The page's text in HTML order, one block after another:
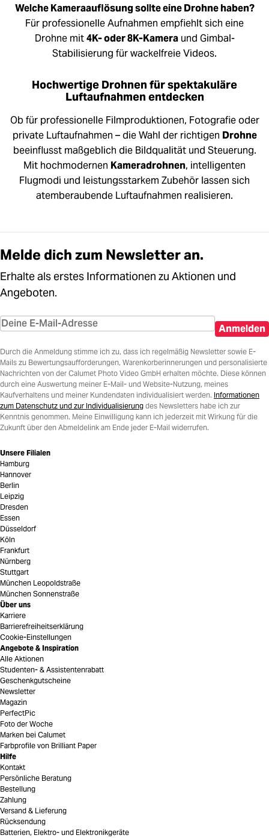
Welche Kameraauflösung sollte eine Drohne haben?
Für professionelle Aufnahmen empfiehlt sich eine
Drohne mit4K- oder 8K-Kameraund Gimbal-
Stabilisierung für wackelfreie Videos.
Hochwertige Drohnen für spektakuläre
Luftaufnahmen entdecken
Ob für professionelle Filmproduktionen, Fotografie oder
private Luftaufnahmen – die Wahl der richtigen Drohne
beeinflusst maßgeblich die Bildqualität und Steuerung.
Mit hochmodernen Kameradrohnen, intelligenten
Flugmodi und leistungsstarkem Zubehör lassen sich
atemberaubende Luftaufnahmen realisieren.
Melde dich zum Newsletter an.
Erhalte als erstes Informationen zu Aktionen und
Angeboten.
Anmelden
Durch die Anmeldung stimme ich zu, dass ich regelmäßig Newsletter sowie E-
Mails zu Bewertungsaufforderungen, Warenkorberinnerungen und personalisierte
Nachrichten von der Calumet Photo Video GmbH erhalten möchte. Diese können
durch eine Auswertung meiner E-Mail- und Website-Nutzung, meines
Kaufverhaltens und meiner Kundendaten individualisiert werden. Informationen
zum Datenschutz und zur Individualisierung des Newsletters habe ich zur
Kenntnis genommen. Meine Einwilligung kann ich jederzeit mit Wirkung für die
Zukunft über den Abmeldelink am Ende jeder E-Mail widerrufen.
Unsere Filialen
Hamburg
Hannover
Berlin
Leipzig
Dresden
Essen
Düsseldorf
Köln
Frankfurt
Nürnberg
Stuttgart
München Leopoldstraße
München Sonnenstraße
Über uns
Karriere
Barrierefreiheitserklärung
Cookie-Einstellungen
Angebote & Inspiration
Alle Aktionen
Studenten- & Assistentenrabatt
Geschenkgutscheine
Newsletter
Magazin
PerfectPic
Foto der Woche
Marken bei Calumet
Farbprofile von Brilliant Paper
Hilfe
Kontakt
Persönliche Beratung
Bestellung
Zahlung
Versand & Lieferung
Rücksendung
Batterien, Elektro- und Elektronikgeräte